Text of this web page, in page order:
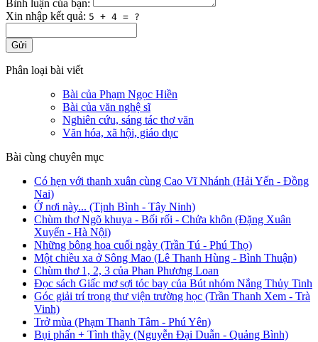
Bình luận của bạn:
Xin nhập kết quả: 5 + 4 = ?
Gửi
Phân loại bài viết
Bài của Phạm Ngọc Hiền
Bài của văn nghệ sĩ
Nghiên cứu, sáng tác thơ văn
Văn hóa, xã hội, giáo dục
Bài cùng chuyên mục
Có hẹn với thanh xuân cùng Cao Vĩ Nhánh (Hải Yến - Đồng
Nai)
Ở nơi này... (Tịnh Bình - Tây Ninh)
Chùm thơ Ngõ khuya - Bối rối - Chửa khôn (Đặng Xuân
Xuyến - Hà Nội)
Những bông hoa cuối ngày (Trần Tú - Phú Thọ)
Một chiều xa ở Sông Mao (Lê Thanh Hùng - Bình Thuận)
Chùm thơ 1, 2, 3 của Phan Phương Loan
Đọc sách Giấc mơ sợi tóc bay của Bút nhóm Nắng Thủy Tinh
Góc giải trí trong thư viện trường học (Trần Thanh Xem - Trà
Vinh)
Trở mùa (Phạm Thanh Tâm - Phú Yên)
Bụi phấn + Tình thầy (Nguyễn Đại Duẫn - Quảng Bình)